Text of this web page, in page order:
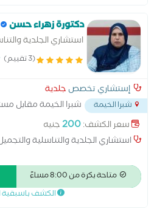
دكتورة زهراء حسن
استشاري الجلدية
(3 تقييم)
إستشاري تخصص جلدية
شبرا الخيمة
شبرا الخيمة مقابل
قهوة شرف...
سعر الكشف:200جنيه
استشاري الجلدية والتناسلية والتجميل
متاحة بكرة من 8:00 مساءً
الكشف باسبقية